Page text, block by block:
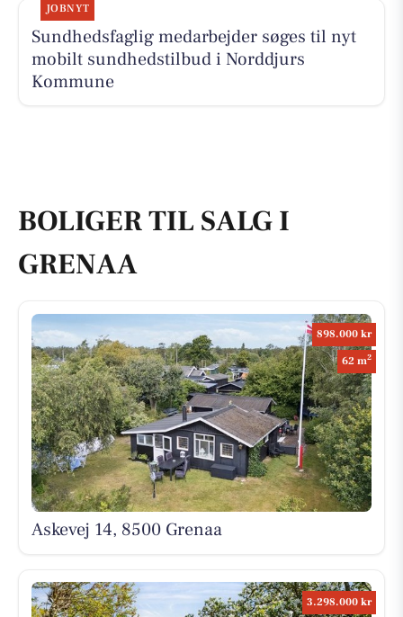
JOBNYT
Sundhedsfaglig medarbejder søges til nyt
mobilt sundhedstilbud i Norddjurs
Kommune
BOLIGER TIL SALG I
GRENAA
898.000 kr
62 m2
Askevej 14, 8500 Grenaa
3.298.000 kr